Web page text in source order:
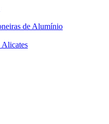
de Alumínio
Alicates